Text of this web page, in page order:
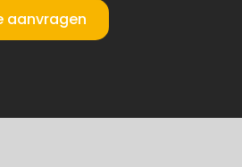
aanvragen